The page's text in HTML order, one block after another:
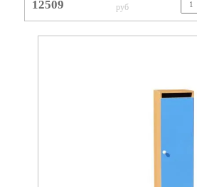
12509 руб